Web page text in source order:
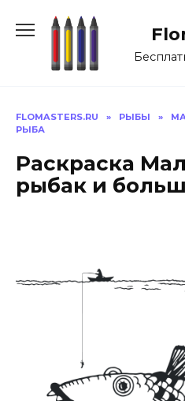
FLOMASTERS.RU » РЫБЫ »
РЫБА
Раскраска
рыбак и